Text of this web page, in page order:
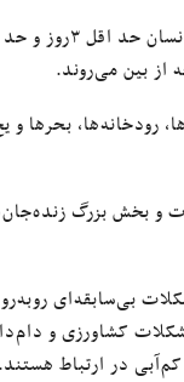
از بین می‌روند.
رودخانه‌ها، بحرها
و بخش بزرگ
بی‌سابقه‌ای
کشاورزی و
در ارتباط هستند.